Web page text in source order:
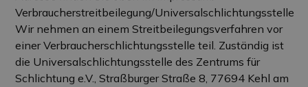
Verbraucherstreitbeilegung/Universalschlichtungsstelle
Wir nehmen an einem Streitbeilegungsverfahren vor
einer Verbraucherschlichtungsstelle teil. Zuständig ist
die Universalschlichtungsstelle des Zentrums für
Schlichtung e.V., Straßburger Straße 8, 77694 Kehl am